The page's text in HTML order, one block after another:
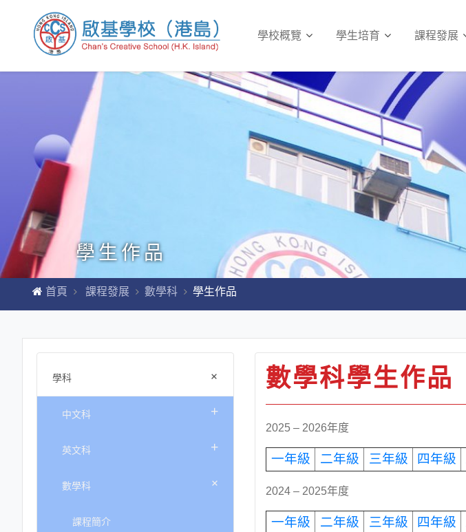
學校概覽 學生培育 課程發展
學生作品
首頁 課程發展 數學科 學生作品
學科 +
中文科 +
英文科 +
數學科 +
課程簡介
數學科學生作品
2025 – 2026年度
一年級 二年級 三年級 四年級
2024 – 2025年度
一年級 二年級 三年級 四年級